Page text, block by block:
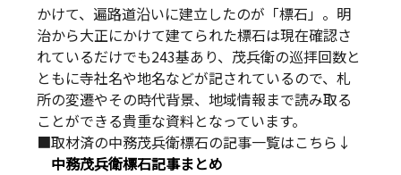
かけて、遍路道沿いに建立したのが「標石」。明
治から大正にかけて建てられた標石は現在確認さ
れているだけでも243基あり、茂兵衛の巡拝回数と
ともに寺社名や地名などが記されているので、札
所の変遷やその時代背景、地域情報まで読み取る
ことができる貴重な資料となっています。
■取材済の中務茂兵衛標石の記事一覧はこちら↓
中務茂兵衛標石記事まとめ